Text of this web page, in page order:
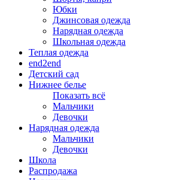
Юбки
Джинсовая одежда
Нарядная одежда
Школьная одежда
Теплая одежда
end2end
Детский сад
Нижнее белье
Показать всё
Мальчики
Девочки
Нарядная одежда
Мальчики
Девочки
Школа
Распродажа